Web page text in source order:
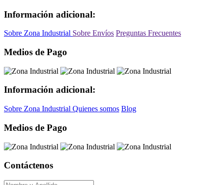
Información adicional:
Sobre Zona Industrial Sobre Envíos Preguntas Frecuentes
Medios de Pago
Información adicional:
Sobre Zona Industrial Quienes somos Blog
Medios de Pago
Contáctenos